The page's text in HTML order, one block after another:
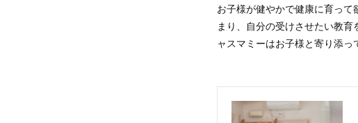
お子様が健やかで健康に育っ
まり、自分の受けさせたい教
ャスマミーはお子様と寄り添っ